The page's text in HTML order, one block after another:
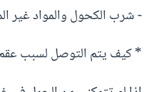
- شرب الكحول والمواد غير
* كيف يتم التوصل لسبب عقم